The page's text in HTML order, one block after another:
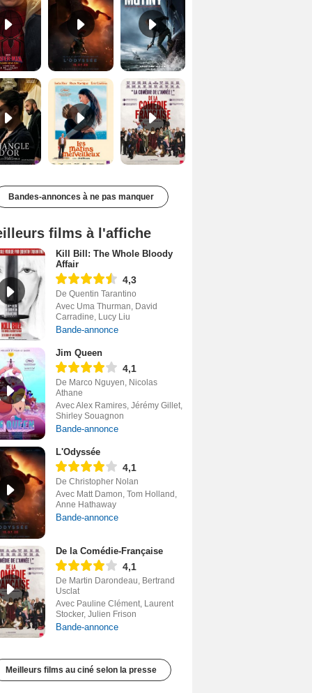
Les Matins merveilleux Bande-annonce VF De la Comédie-Française Teaser VF
Bandes-annonces à ne pas manquer
films à l'affiche
Kill Bill: The Whole Bloody
Affair
4,3
De Quentin Tarantino
Avec Uma Thurman, David
Carradine, Lucy Liu
Bande-annonce
Jim Queen
4,1
De Marco Nguyen, Nicolas
Athane
Avec Alex Ramires, Jérémy Gillet,
Shirley Souagnon
Bande-annonce
L'Odyssée
4,1
De Christopher Nolan
Avec Matt Damon, Tom Holland,
Anne Hathaway
Bande-annonce
De la Comédie-Française
4,1
De Martin Darondeau, Bertrand
Usclat
Avec Pauline Clément, Laurent
Stocker, Julien Frison
Bande-annonce
Meilleurs films au ciné selon la presse